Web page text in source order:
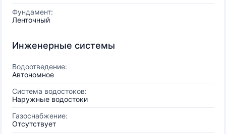
Фундамент:
Ленточный
Инженерные системы
Водоотведение:
Автономное
Система водостоков:
Наружные водостоки
Газоснабжение:
Отсутствует